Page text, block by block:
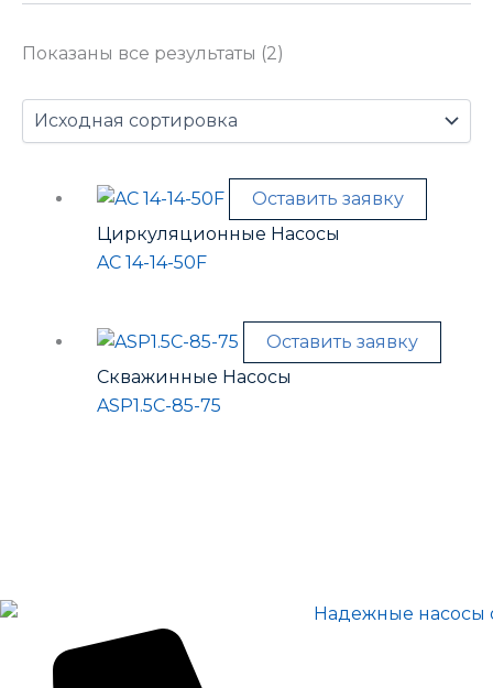
Показаны все результаты (2)
Оставить заявку
Циркуляционные Насосы
AC 14-14-50F
Оставить заявку
Скважинные Насосы
ASP1.5С-85-75